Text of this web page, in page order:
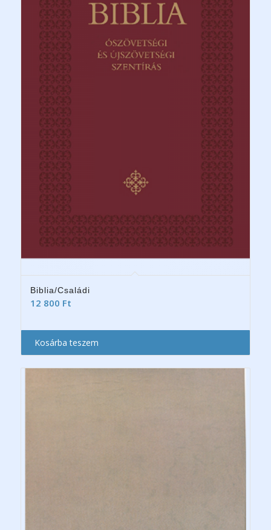
Biblia/Családi
12 800 Ft
Kosárba teszem